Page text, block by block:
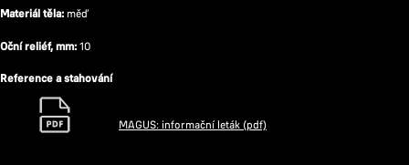
Materiál těla: měď
Oční reliéf, mm: 10
Reference a stahování
MAGUS: informační leták (pdf)